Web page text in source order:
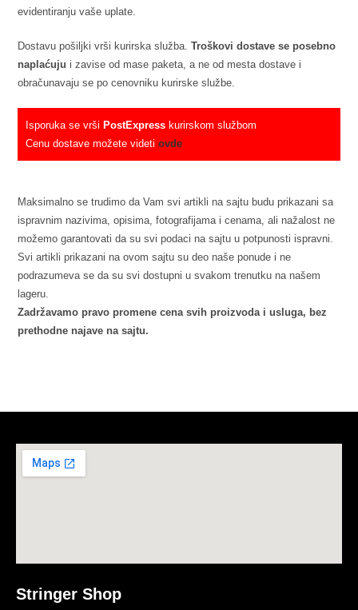
evidentiranju vaše uplate.
Dostavu pošiljki vrši kurirska služba.Troškovi dostave se posebno
naplaćuju i zavise od mase paketa, a ne od mesta dostave i
obračunavaju se po cenovniku kurirske službe.
Isporuka se vršiPostExpress kurirskom službom
Cenu dostave možete videtiovde
Maksimalno se trudimo da Vam svi artikli na sajtu budu prikazani sa
ispravnim nazivima, opisima, fotografijama i cenama, ali nažalost ne
možemo garantovati da su svi podaci na sajtu u potpunosti ispravni.
Svi artikli prikazani na ovom sajtu su deo naše ponude i ne
podrazumeva se da su svi dostupni u svakom trenutku na našem
lageru.
Zadržavamo pravo promene cena svih proizvoda i usluga, bez
prethodne najave na sajtu.
Stringer Shop